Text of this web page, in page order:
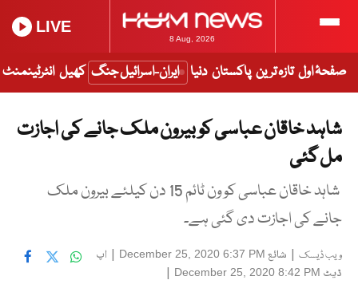
8 Aug, 2026
LIVE
صفحۂ اول تازہ ترین پاکستان دنیا ایران-اسرائیل جنگ کھیل انٹرٹینمنٹ
شاہد خاقان عباسی کو بیرون ملک جانے کی اجازت
مل گئی
شاہد خاقان عباسی کو ون ٹائم 15 دن کیلئے بیرون ملک
جانے کی اجازت دی گئی ہے۔
ویب ڈیسک | شائع December 25, 2020 6:37 PM
| اپ
ڈیٹ December 25, 2020 8:42 PM
|